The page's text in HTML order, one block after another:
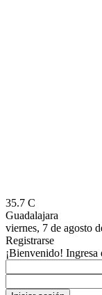
35.7 C
Guadalajara
viernes, 7 de agosto
Registrarse
¡Bienvenido! Ingresa